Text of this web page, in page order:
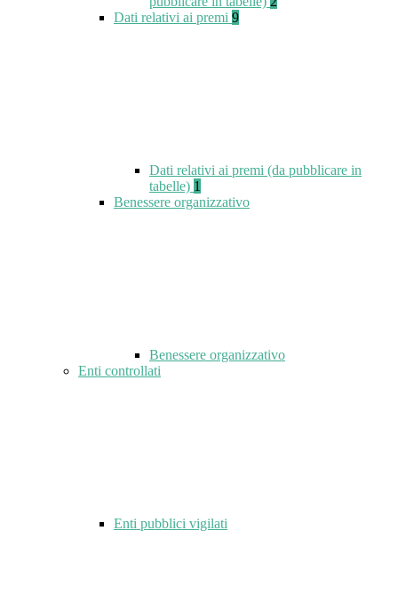
Dati relativi ai premi 9
Dati relativi ai premi (da pubblicare in
tabelle) 1
Benessere organizzativo
Benessere organizzativo
Enti controllati
Enti pubblici vigilati